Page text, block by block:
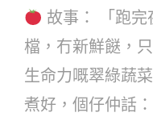
故事： 「跑
檔，冇新鮮餸，
生命力嘅翠綠蔬
煮好，個仔仲話